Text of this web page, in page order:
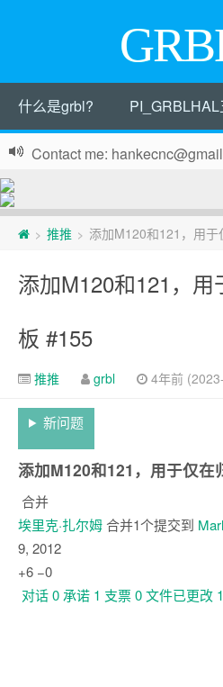
什么是grbl?
Contact me:
> 推推 > 添加M120和121，用
添加M120和121，
板 #155
推推 grbl 4年前
新问题
添加M120和121，用于仅
合并
埃里克·扎尔姆 合并1个提交到
9, 2012
+6 −0
对话0 承诺 1 支票0文件已更改 1